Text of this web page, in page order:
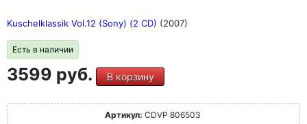
Kuschelklassik Vol.12 (Sony) (2 CD) (2007)
Есть в наличии
3599 руб. В корзину
Артикул: CDVP 806503